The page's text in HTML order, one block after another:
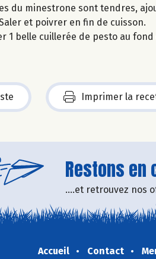
du minestrone sont tendres,
et poivrer en fin de cuisson.
1 belle cuillerée de pesto au
Imprimer la
Restons
....et retrouvez nos
Accueil Contact